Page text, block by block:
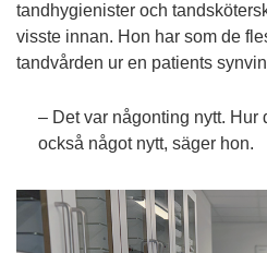
tandhygienister och
visste innan. Hon har som de
tandvården ur en patients
– Det var någonting nytt. Hur
också något nytt, säger hon.